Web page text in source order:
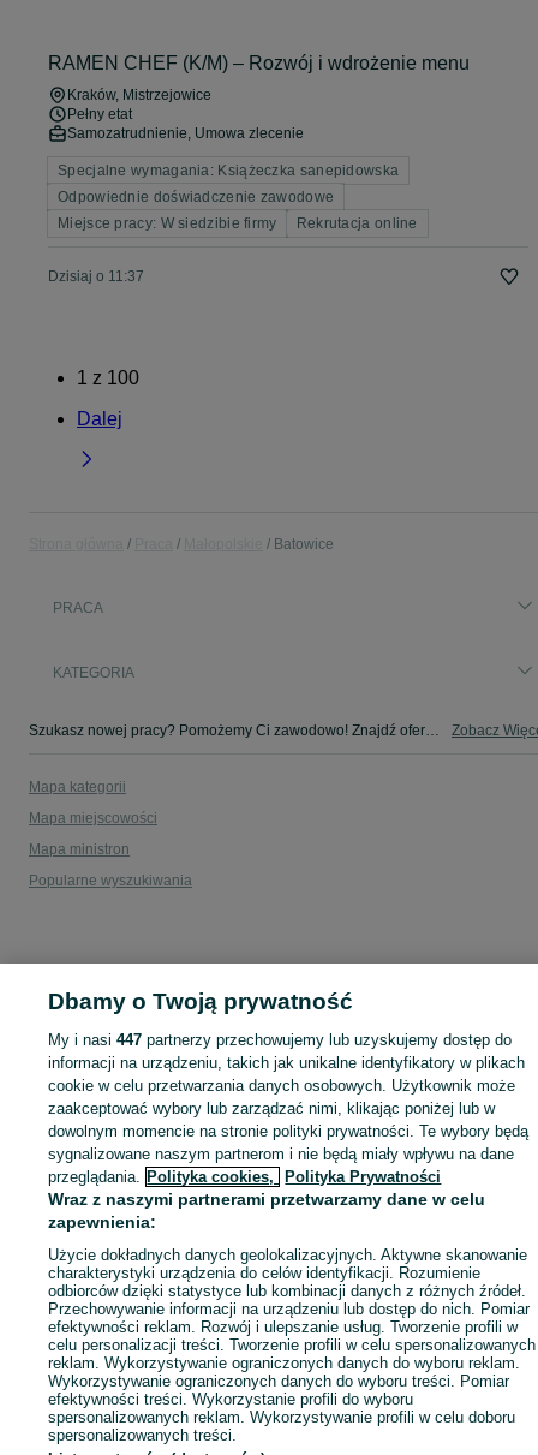
RAMEN CHEF (K/M) – Rozwój i wdrożenie menu
Kraków, Mistrzejowice
Pełny etat
Samozatrudnienie, Umowa zlecenie
Specjalne wymagania: Książeczka sanepidowska
Odpowiednie doświadczenie zawodowe
Miejsce pracy: W siedzibie firmy
Rekrutacja online
Dzisiaj o 11:37
1 z 100
Dalej
Batowice
PRACA
KATEGORIA
Szukasz nowej pracy? Pomożemy Ci zawodowo! Znajdź ofertę dla siebie w kategorii Praca na OLX - Batowice i okolice! Zobacz
Mapa kategorii
Mapa miejscowości
Mapa ministron
Popularne wyszukiwania
Dbamy o Twoją prywatność
My i nasi447 partnerzy przechowujemy lub uzyskujemy dostęp do
informacji na urządzeniu, takich jak unikalne identyfikatory w plikach
cookie w celu przetwarzania danych osobowych. Użytkownik może
zaakceptować wybory lub zarządzać nimi, klikając poniżej lub w
dowolnym momencie na stronie polityki prywatności. Te wybory będą
sygnalizowane naszym partnerom i nie będą miały wpływu na dane
przeglądania. Polityka cookies, Polityka Prywatności
Wraz z naszymi partnerami przetwarzamy dane w celu
zapewnienia:
Użycie dokładnych danych geolokalizacyjnych. Aktywne skanowanie
charakterystyki urządzenia do celów identyfikacji. Rozumienie
odbiorców dzięki statystyce lub kombinacji danych z różnych źródeł.
Przechowywanie informacji na urządzeniu lub dostęp do nich. Pomiar
efektywności reklam. Rozwój i ulepszanie usług. Tworzenie profili w
celu personalizacji treści. Tworzenie profili w celu spersonalizowanych
reklam. Wykorzystywanie ograniczonych danych do wyboru reklam.
Wykorzystywanie ograniczonych danych do wyboru treści. Pomiar
efektywności treści. Wykorzystanie profili do wyboru
spersonalizowanych reklam. Wykorzystywanie profili w celu doboru
spersonalizowanych treści.